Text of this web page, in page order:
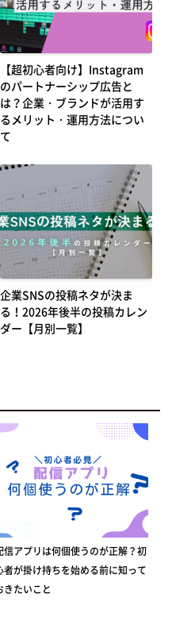
【超初心者向け】Instagram
のパートナーシップ広告と
は？企業・ブランドが活用す
るメリット・運用方法につい
て
企業SNSの投稿ネタが決ま
る！2026年後半の投稿カレン
ダー【月別一覧】
信アプリは何個使うのが正解？初
者が掛け持ちを始める前に知って
きたいこと